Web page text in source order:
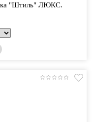
"Штиль" ЛЮКС.